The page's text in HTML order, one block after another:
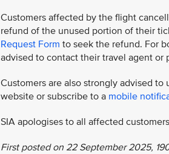
Customers affected by the flight
refund of the unused portion of their
Request Form to seek the refund. For
advised to contact their travel agent or
Customers are also strongly advised
website or subscribe to a mobile
SIA apologises to all affected
First posted on 22 September 2025,